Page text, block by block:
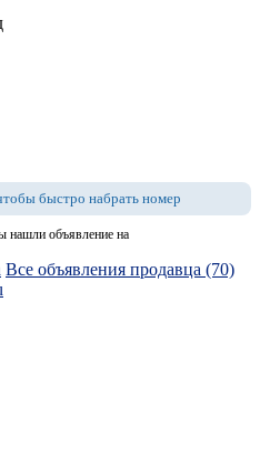
быстро набрать номер
нашли объявление на
Все объявления продавца (70)